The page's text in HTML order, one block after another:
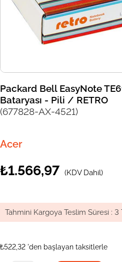
Packard Bell EasyNote
Bataryası - Pili / RETRO
(677828-AX-4521)
Acer
₺1.566,97 (KDV Dahil)
Tahmini Kargoya Teslim Süresi : 3
₺522,32 'den başlayan taksitlerle